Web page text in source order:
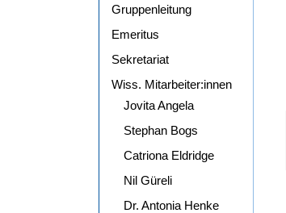
Gruppenleitung
Emeritus
Sekretariat
Wiss. Mitarbeiter:innen
Jovita Angela
Stephan Bogs
Catriona Eldridge
Nil Güreli
Dr. Antonia Henke